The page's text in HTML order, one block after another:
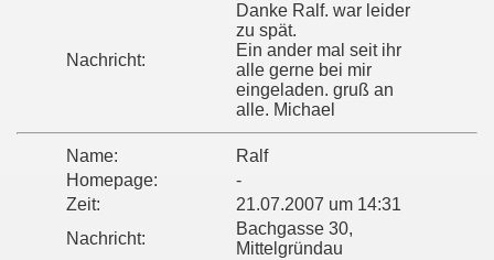
Nachricht:
Danke Ralf. war leider
zu spät.
Ein ander mal seit ihr
alle gerne bei mir
eingeladen. gruß an
alle. Michael
Name:
Ralf
Homepage:
-
Zeit:
21.07.2007 um 14:31
Nachricht:
Bachgasse 30,
Mittelgründau